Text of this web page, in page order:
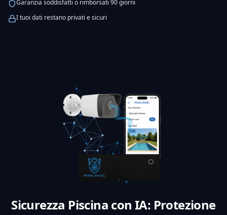
Garanzia soddisfatti o rimborsati 90 giorni
I tuoi dati restano privati e sicuri
Sicurezza Piscina con IA: Protezione